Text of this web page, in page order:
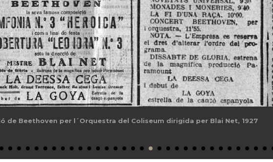
de Beethoven per l´Orquestra del Coliseum dirigida per Blai Net, 1927